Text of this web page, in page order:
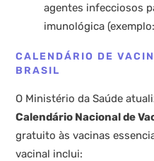
agentes infecciosos
imunológica
CALENDÁRIO DE
BRASIL
O Ministério da Saúde
Calendário Nacional de
gratuito às vacinas
vacinal inclui: